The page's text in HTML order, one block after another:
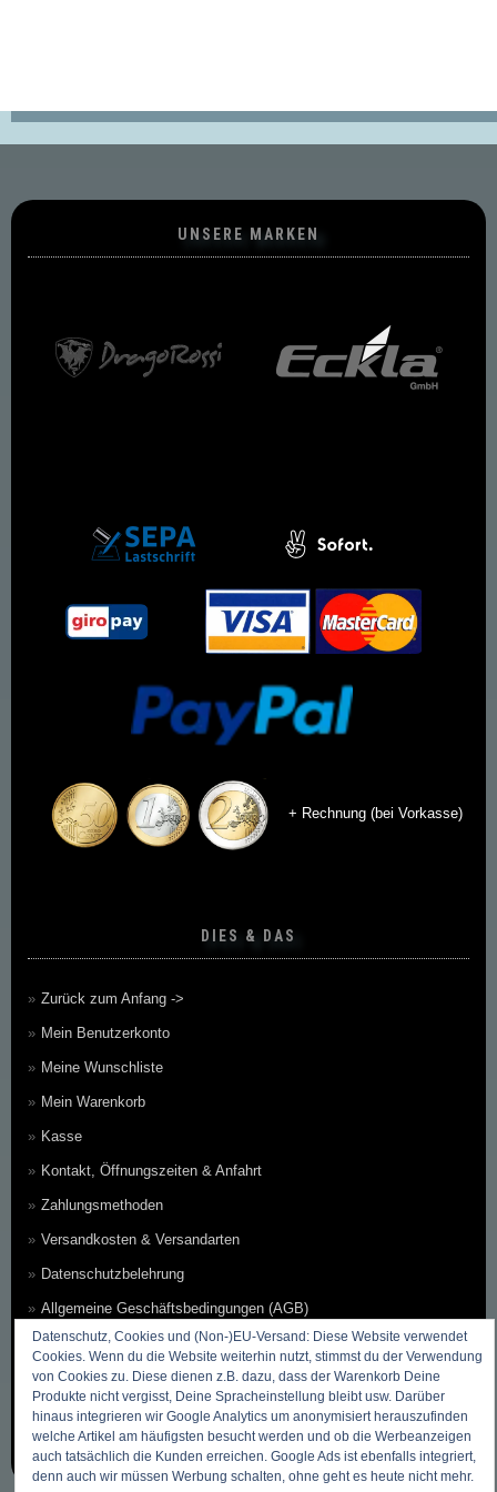
UNSERE MARKEN
+ Rechnung (bei Vorkasse)
DIES & DAS
Zurück zum Anfang ->
Mein Benutzerkonto
Meine Wunschliste
Mein Warenkorb
Kasse
Kontakt, Öffnungszeiten & Anfahrt
Zahlungsmethoden
Versandkosten & Versandarten
Datenschutzbelehrung
Allgemeine Geschäftsbedingungen (AGB)
Erklärung zum Widerruf
Impressum
Über Uns
Sitemap ~ Inhaltsverzeichnis
Datenschutz, Cookies und (Non-)EU-Versand: Diese Website verwendet
Cookies. Wenn du die Website weiterhin nutzt, stimmst du der Verwendung
von Cookies zu. Diese dienen z.B. dazu, dass der Warenkorb Deine
Produkte nicht vergisst, Deine Spracheinstellung bleibt usw. Darüber
hinaus integrieren wir Google Analytics um anonymisiert herauszufinden
welche Artikel am häufigsten besucht werden und ob die Werbeanzeigen
auch tatsächlich die Kunden erreichen. Google Ads ist ebenfalls integriert,
denn auch wir müssen Werbung schalten, ohne geht es heute nicht mehr.